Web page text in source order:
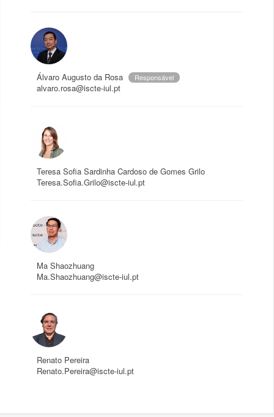
Álvaro Augusto da Rosa Responsável
alvaro.rosa@iscte-iul.pt
Teresa Sofia Sardinha Cardoso de Gomes Grilo
Teresa.Sofia.Grilo@iscte-iul.pt
Ma Shaozhuang
Ma.Shaozhuang@iscte-iul.pt
Renato Pereira
Renato.Pereira@iscte-iul.pt